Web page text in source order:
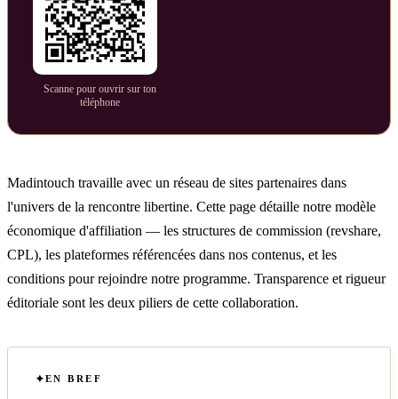
Scanne pour ouvrir sur ton
téléphone
Madintouch travaille avec un réseau de sites partenaires dans
l'univers de la rencontre libertine. Cette page détaille notre modèle
économique d'affiliation — les structures de commission (revshare,
CPL), les plateformes référencées dans nos contenus, et les
conditions pour rejoindre notre programme. Transparence et rigueur
éditoriale sont les deux piliers de cette collaboration.
EN BREF